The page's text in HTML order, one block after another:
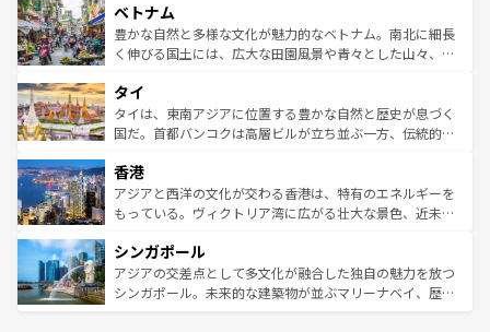
参照してほしい。
容にもいいと評判のスイーツなど、バラエティ豊かな料理
が味わえる。 なお、新着の台湾情報は コンテンツ一覧を参
照してほしい。
き、地方に足を延ばせば四季折々の自然美を楽しむことが
できる。そして、キムチや焼肉、絶品のストリートフード
まで、さまざまな韓国料理が待っている。夜には、韓国な
リティに包まれながら、韓国の多彩な魅力を心ゆくまで味
わってみてほしい。 なお、新着の韓国情報はコンテンツ一
覧を参照してほしい。
ベトナム
豊かな自然と多様な文化が魅力的なベトナム。南北に細長
く伸びる国土には、広大な田園風景や青々とした山々、世
急速な発展と共に伝統が息づく。ハノイの古い町並みやホ
ーチミン市のフランス統治時代の建物も、独特の雰囲気を
醸し出している。また、バラエティの豊かさとおいしさで
とつ。フォーやバインミー、ベトナムコーヒーなどは、ぜ
ひ現地で味わいたい。どの地域を訪れてもあたたかい人々
が旅行者を迎えてくれるので、きっと忘れられない旅にな
参照してほしい。
タイ
タイは、東南アジアに位置する豊かな自然と歴史が息づく
国だ。首都バンコクは高層ビルが立ち並ぶ一方、伝統的な
の活気が交差している。北部ではチェンマイなどの山岳地
帯で自然と触れ合い、南部ではプーケットやクラビの美し
いビーチでリゾート気分を楽しむことができる。タイ料理
激する。気候は一年中温暖で、どの季節にも異なる楽しみ
が待っている。親しみやすいタイの人々、仏教を中心とし
た文化、そして多様な観光資源が、訪れる旅人を魅了し続
香港
アジアと西洋の文化が交わる香港は、特有のエネルギーを
もっている。ヴィクトリア湾に広がる壮大な景色、近未来
み、どこを訪れても感動するはず。観光スポットが密集し
ており、効率よく見どころを回れるのも魅力。息をのむよ
うな絶景から文化的な体験まで、香港を存分に楽しみ尽く
シンガポール
アジアの交差点として多文化が融合した独自の魅力を放つ
シンガポール。未来的な建築物が並ぶマリーナベイ、歴史